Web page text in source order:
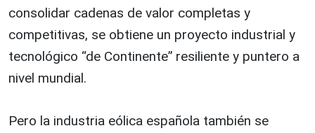
consolidar cadenas de valor completas y
competitivas, se obtiene un proyecto industrial y
tecnológico “de Continente” resiliente y puntero a
nivel mundial.
Pero la industria eólica española también se